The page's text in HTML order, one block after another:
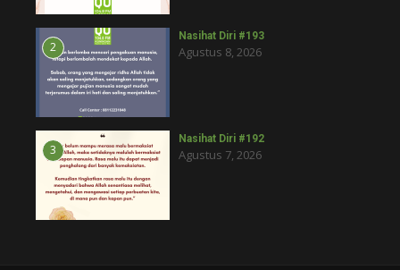
2
Nasihat Diri #193
Agustus 8, 2026
3
Nasihat Diri #192
Agustus 7, 2026